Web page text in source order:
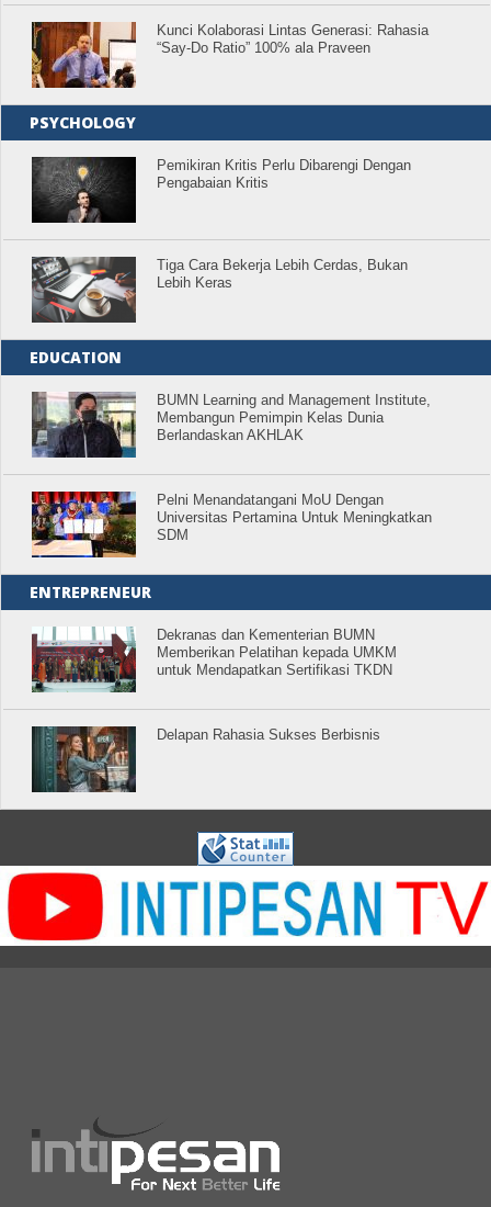
Kunci Kolaborasi Lintas Generasi: Rahasia
“Say-Do Ratio” 100% ala Praveen
PSYCHOLOGY
Pemikiran Kritis Perlu Dibarengi Dengan
Pengabaian Kritis
Tiga Cara Bekerja Lebih Cerdas, Bukan
Lebih Keras
EDUCATION
BUMN Learning and Management Institute,
Membangun Pemimpin Kelas Dunia
Berlandaskan AKHLAK
Pelni Menandatangani MoU Dengan
Universitas Pertamina Untuk Meningkatkan
SDM
ENTREPRENEUR
Dekranas dan Kementerian BUMN
Memberikan Pelatihan kepada UMKM
untuk Mendapatkan Sertifikasi TKDN
Delapan Rahasia Sukses Berbisnis